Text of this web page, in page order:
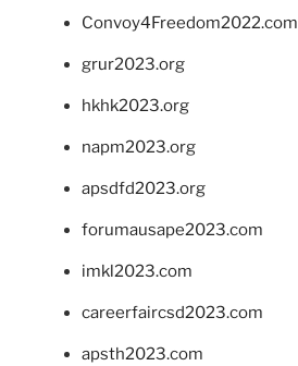
Convoy4Freedom2022.com
grur2023.org
hkhk2023.org
napm2023.org
apsdfd2023.org
forumausape2023.com
imkl2023.com
careerfaircsd2023.com
apsth2023.com